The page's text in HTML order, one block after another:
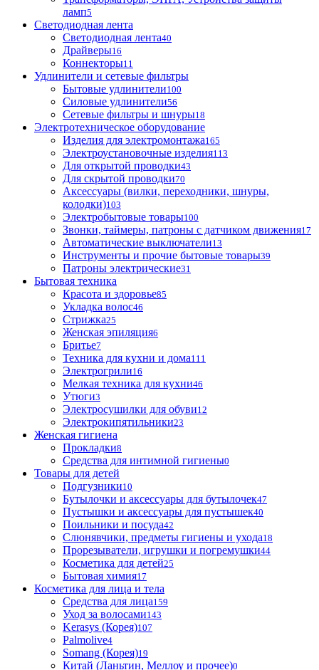
ламп5
Светодиодная лента
Светодиодная лента40
Драйверы16
Коннекторы11
Удлинители и сетевые фильтры
Бытовые удлинители100
Силовые удлинители56
Сетевые фильтры и шнуры18
Электротехническое оборудование
Изделия для электромонтажа165
Электроустановочные изделия113
Для открытой проводки43
Для скрытой проводки70
Аксессуары (вилки, переходники, шнуры,
колодки)103
Электробытовые товары100
Звонки, таймеры, патроны с датчиком движения17
Автоматические выключатели13
Инструменты и прочие бытовые товары39
Патроны электрические31
Бытовая техника
Красота и здоровье85
Укладка волос46
Стрижка25
Женская эпиляция6
Бритье7
Техника для кухни и дома111
Электрогрили16
Мелкая техника для кухни46
Утюги3
Электросушилки для обуви12
Электрокипятильники23
Женская гигиена
Прокладки8
Средства для интимной гигиены0
Товары для детей
Подгузники10
Бутылочки и аксессуары для бутылочек47
Пустышки и аксессуары для пустышек40
Поильники и посуда42
Слюнявчики, предметы гигиены и ухода18
Прорезыватели, игрушки и погремушки44
Косметика для детей25
Бытовая химия17
Косметика для лица и тела
Cредства для лица159
Уход за волосами143
Kerasys (Корея)107
Palmolive4
Somang (Корея)19
Китай (Ланьтин, Меллоу и прочее)0